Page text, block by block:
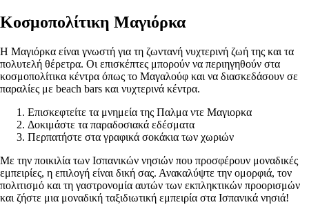
Κοσμοπολίτικη Μαγιόρκα
Η Μαγιόρκα είναι γνωστή για τη ζωντανή νυχτερινή ζωή της και τα
πολυτελή θέρετρα. Οι επισκέπτες μπορούν να περιηγηθούν στα
κοσμοπολίτικα κέντρα όπως το Μαγαλούφ και να διασκεδάσουν σε
παραλίες με beach bars και νυχτερινά κέντρα.
Επισκεφτείτε τα μνημεία της Παλμα ντε Μαγιορκα
Δοκιμάστε τα παραδοσιακά εδέσματα
Περπατήστε στα γραφικά σοκάκια των χωριών
Με την ποικιλία των Ισπανικών νησιών που προσφέρουν μοναδικές
εμπειρίες, η επιλογή είναι δική σας. Ανακαλύψτε την ομορφιά, τον
πολιτισμό και τη γαστρονομία αυτών των εκπληκτικών προορισμών
και ζήστε μια μοναδική ταξιδιωτική εμπειρία στα Ισπανικά νησιά!